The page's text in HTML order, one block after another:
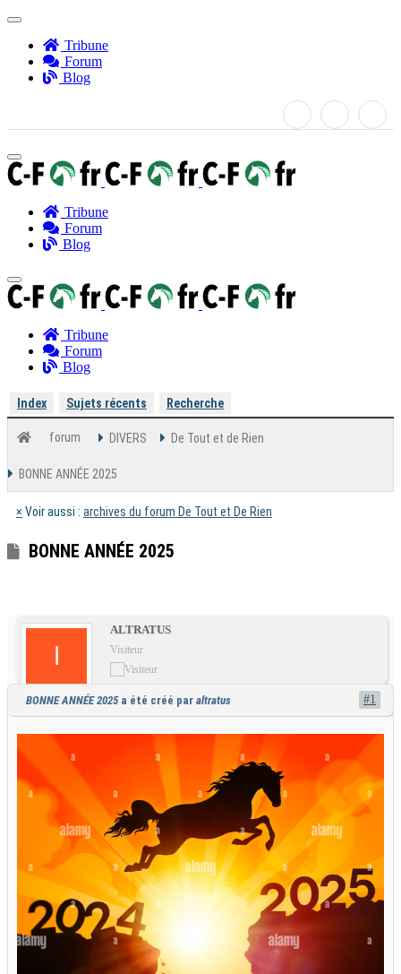
Tribune
Forum
Blog
Tribune
Forum
Blog
Tribune
Forum
Blog
Index Sujets récents Recherche
forum DIVERS De Tout et de Rien
BONNE ANNÉE 2025
× Voir aussi : archives du forum De Tout et De Rien
BONNE ANNÉE 2025
2 ALTRATUS
Visiteur
BONNE ANNÉE 2025a été créé par altratus #1